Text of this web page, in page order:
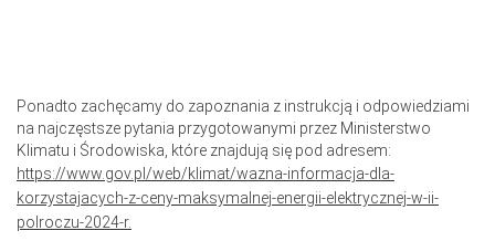
Ponadto zachęcamy do zapoznania z instrukcją i odpowiedziami
na najczęstsze pytania przygotowanymi przez Ministerstwo
Klimatu i Środowiska, które znajdują się pod adresem:
https://www.gov.pl/web/klimat/wazna-informacja-dla-
korzystajacych-z-ceny-maksymalnej-energii-elektrycznej-w-ii-
polroczu-2024-r.